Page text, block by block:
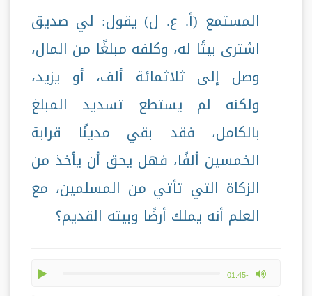
المستمع (أ. ع. ل) يقول: لي صديق
اشترى بيتًا له، وكلفه مبلغًا من المال،
وصل إلى ثلاثمائة ألف، أو يزيد،
ولكنه لم يستطع تسديد المبلغ
بالكامل، فقد بقي مدينًا قرابة
الخمسين ألفًا، فهل يحق أن يأخذ من
الزكاة التي تأتي من المسلمين، مع
العلم أنه يملك أرضًا وبيته القديم؟
-01:45
max volume